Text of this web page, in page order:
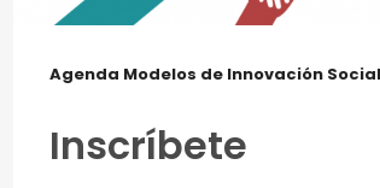
Agenda Modelos de Innovación Social
Inscríbete